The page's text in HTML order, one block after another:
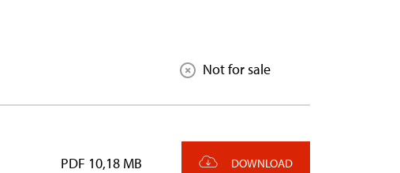
Not for sale
PDF 10,18 MB DOWNLOAD